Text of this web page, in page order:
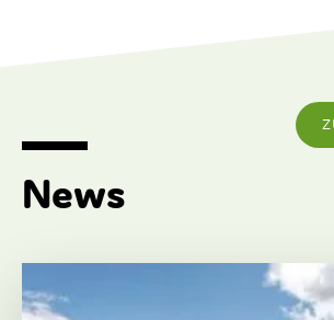
News